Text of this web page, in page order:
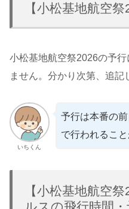
【小松基地航空
小松基地航空祭2026の予
ません。分かり次第、追記
いちくん
予行は本番の
で行われるこ
【小松基地航空